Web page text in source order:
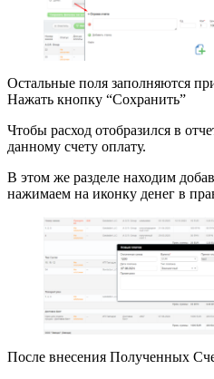
Остальные поля заполняются
Нажать кнопку “Сохранить”
Чтобы расход отобразился в
данному счету оплату.
В этом же разделе находим
нажимаем на иконку денег в
После внесения Полученных